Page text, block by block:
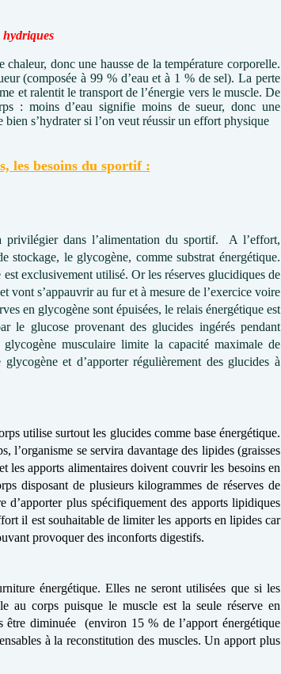
hydriques
donc une hausse de la température corporelle.
(composée à 99 % d’eau et à 1 % de sel). La perte
et ralentit le transport de l’énergie vers le muscle. De
: moins d’eau signifie moins de sueur, donc une
s’hydrater si l’on veut réussir un effort physique
les besoins du sportif :
dans l’alimentation du sportif. A l’effort,
stockage, le glycogène, comme substrat énergétique.
exclusivement utilisé. Or les réserves glucidiques de
vont s’appauvrir au fur et à mesure de l’exercice voire
en glycogène sont épuisées, le relais énergétique est
le glucose provenant des glucides ingérés pendant
musculaire limite la capacité maximale de
et d’apporter régulièrement des glucides à
utilise surtout les glucides comme base énergétique.
l’organisme se servira davantage des lipides (graisses
les apports alimentaires doivent couvrir les besoins en
disposant de plusieurs kilogrammes de réserves de
d’apporter plus spécifiquement des apports lipidiques
il est souhaitable de limiter les apports en lipides car
provoquer des inconforts digestifs.
énergétique. Elles ne seront utilisées que si les
au corps puisque le muscle est la seule réserve en
être diminuée
(environ 15 % de l’apport énergétique
à la reconstitution des muscles. Un apport plus